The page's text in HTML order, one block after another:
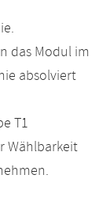
das Modul im
absolviert
T1
Wählbarkeit